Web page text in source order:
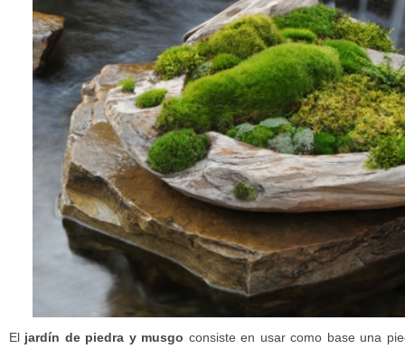
El jardín de piedra y musgo consiste en usar como base una